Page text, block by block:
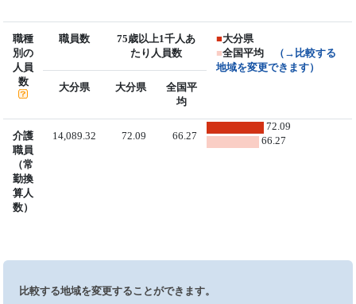
職種
別の
人員
数
職員数
75歳以上1千人あ
たり人員数
■大分県
■全国平均
（→比較する
地域を変更できます）
大分県
大分県
全国平
均
介護
職員
（常
勤換
算人
数）
14,089.32 72.09 66.27
72.09
66.27
比較する地域を変更することができます。